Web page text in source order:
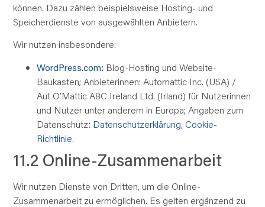
können. Dazu zählen beispielsweise Hosting- und
Speicherdienste von ausgewählten Anbietern.
Wir nutzen insbesondere:
WordPress.com: Blog-Hosting und Website-
Baukasten; Anbieterinnen: Automattic Inc. (USA) /
Aut O’Mattic A8C Ireland Ltd. (Irland) für Nutzerinnen
und Nutzer unter anderem in Europa; Angaben zum
Datenschutz: Datenschutzerklärung,Cookie-
Richtlinie.
11.2 Online-Zusammenarbeit
Wir nutzen Dienste von Dritten, um die Online-
Zusammenarbeit zu ermöglichen. Es gelten ergänzend zu